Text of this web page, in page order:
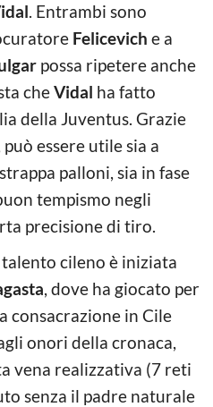
. Entrambi sono
Felicevich e a
possa ripetere anche
cheVidal ha fatto
della Juventus. Grazie
essere utile sia a
palloni, sia in fase
tempismo negli
precisione di tiro.
cileno è iniziata
, dove ha giocato per
consacrazione in Cile
onori della cronaca,
vena realizzativa (7 reti
senza il padre naturale